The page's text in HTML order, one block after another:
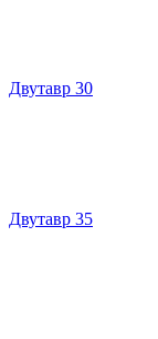
Двутавр 30
Двутавр 35